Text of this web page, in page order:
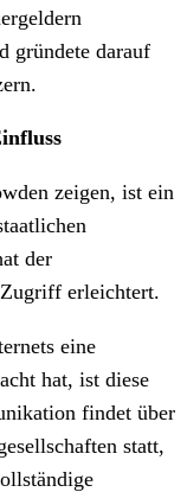
gründete darauf
zeigen, ist ein
der
erleichtert.
eine
hat, ist diese
findet über
statt,